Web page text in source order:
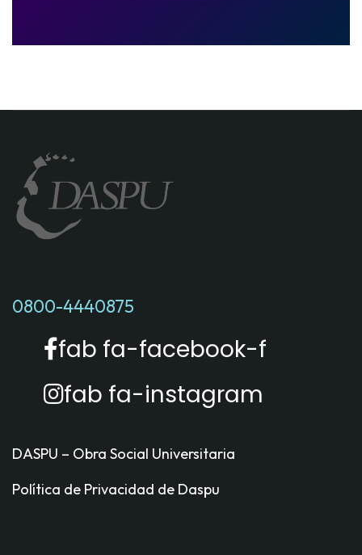
0800-4440875
fab fa-facebook-f
fab fa-instagram
DASPU – Obra Social Universitaria
Política de Privacidad de Daspu